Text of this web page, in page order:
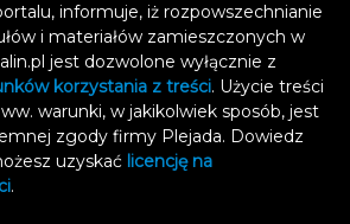
informuje, iż rozpowszechnianie
i materiałów zamieszczonych w
jest dozwolone wyłącznie z
korzystania z treści. Użycie treści
warunki, w jakikolwiek sposób, jest
zgody firmy Plejada. Dowiedz
uzyskać licencję na
.